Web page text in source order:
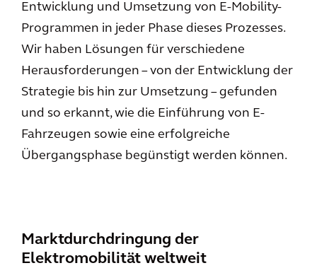
Entwicklung und Umsetzung von E-Mobility-
Programmen in jeder Phase dieses Prozesses.
Wir haben Lösungen für verschiedene
Herausforderungen – von der Entwicklung der
Strategie bis hin zur Umsetzung – gefunden
und so erkannt, wie die Einführung von E-
Fahrzeugen sowie eine erfolgreiche
Übergangsphase begünstigt werden können.
Marktdurchdringung der
Elektromobilität weltweit